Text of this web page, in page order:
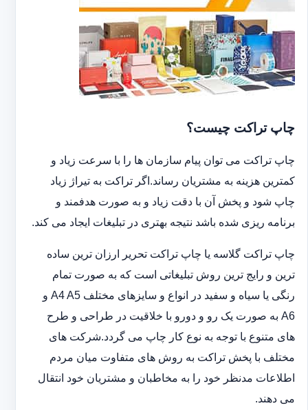
چاپ تراکت چیست؟
چاپ تراکت می توان پیام سازمان ها را با سرعت زیاد و
کمترین هزینه به مشتریان رساند.اگر تراکت به تیراژ زیاد
چاپ شود و پخش آن با دقت زیاد و به صورت هدفمند و
برنامه ریزی شده باشد نتیجه بهتری در تبلیغات ایجاد می کند.
چاپ تراکت گلاسه یا چاپ تراکت تحریر ارزان ترین ساده
ترین و رایج ترین روش تبلیغاتی است که به صورت تمام
رنگی یا سیاه و سفید در انواع و سایزهای مختلف A4 A5 و
A6 به صورت یک رو و دورو با خلاقیت در طراحی و طرح
های متنوع با توجه به نوع کار چاپ می گردد.شرکت های
مختلف با پخش تراکت به روش های متفاوت میان مردم
اطلاعات مدنظر خود را به مخاطبان و مشتریان خود انتقال
می دهند.